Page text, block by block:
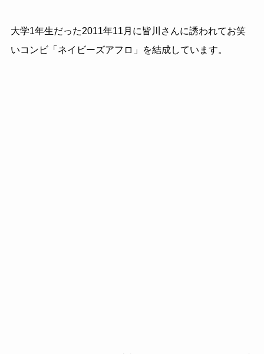
大学1年生だった2011年11月に皆川さんに誘われてお笑
いコンビ「ネイビーズアフロ」を結成しています。